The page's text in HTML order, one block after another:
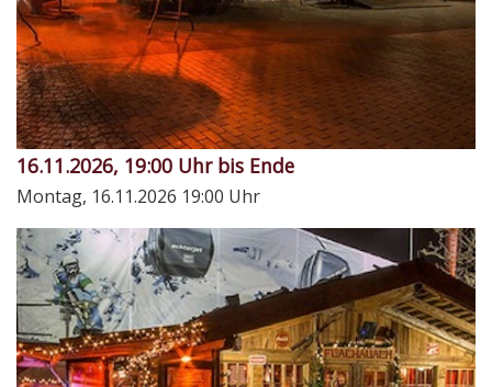
16.11.2026, 19:00 Uhr bis Ende
Montag, 16.11.2026 19:00 Uhr